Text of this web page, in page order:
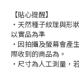
【貼心提醒】
・天然種子紋理與形
以實品為準
・因拍攝及螢幕會產
際收到的商品為。
・尺寸為人工測量，